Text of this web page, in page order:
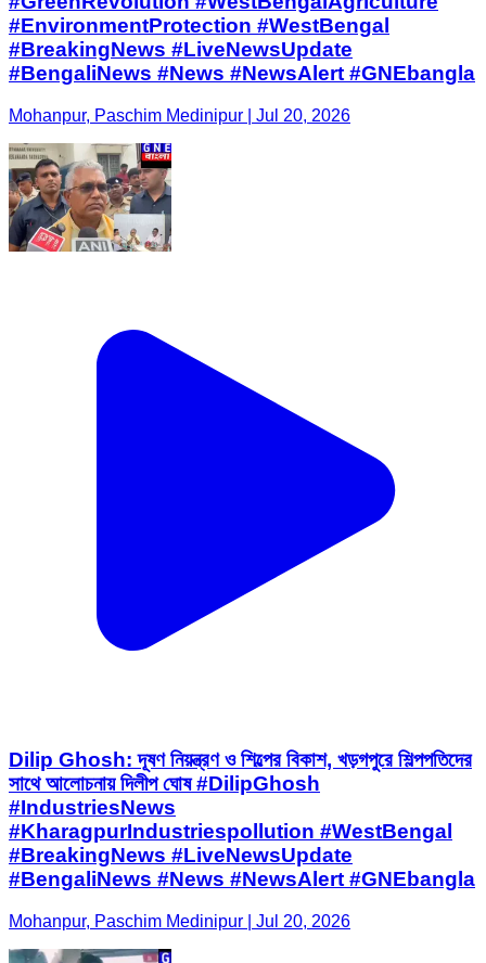
#EnvironmentProtection #WestBengal
#BreakingNews #LiveNewsUpdate
#BengaliNews #News #NewsAlert #GNEbangla
Mohanpur, Paschim Medinipur | Jul 20, 2026
Dilip Ghosh: দূষণ নিয়ন্ত্রণ ও শিল্পের বিকাশ, খড়গপুরে শিল্পপতিদের
সাথে আলোচনায় দিলীপ ঘোষ #DilipGhosh
#IndustriesNews
#KharagpurIndustriespollution #WestBengal
#BreakingNews #LiveNewsUpdate
#BengaliNews #News #NewsAlert #GNEbangla
Mohanpur, Paschim Medinipur | Jul 20, 2026